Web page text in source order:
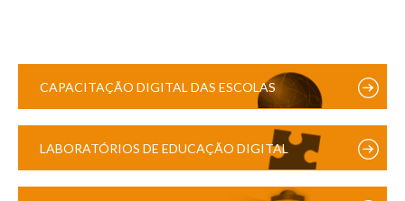
CAPACITAÇÃO DIGITAL DAS ESCOLAS
LABORATÓRIOS DE EDUCAÇÃO DIGITAL